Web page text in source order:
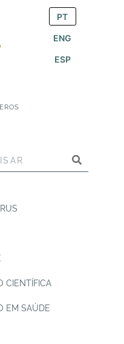
PT
ENG
ESP
CIENTÍFICA
EM SAÚDE